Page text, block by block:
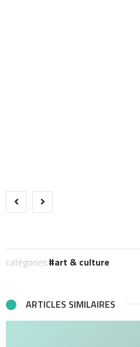
catégories: art & culture
ARTICLES SIMILAIRES